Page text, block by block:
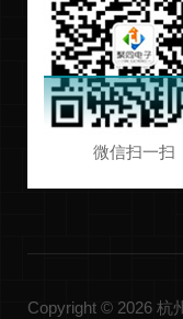
微信扫一扫
Copyright © 2026 杭